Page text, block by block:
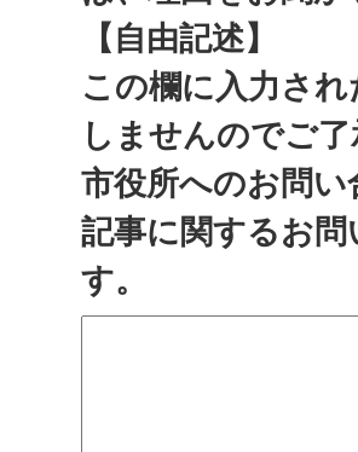
【自由記述】
この欄に入力さ
しませんのでご
市役所へのお問
記事に関するお
す。